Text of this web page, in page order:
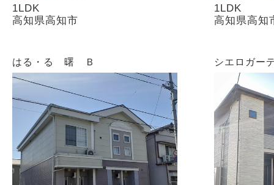
1LDK
高知県高知市
1LDK
高知県高知
はる・る 曙 Ｂ シエロガー